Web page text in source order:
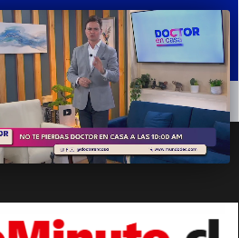
ECONOMÍA POLICIAL